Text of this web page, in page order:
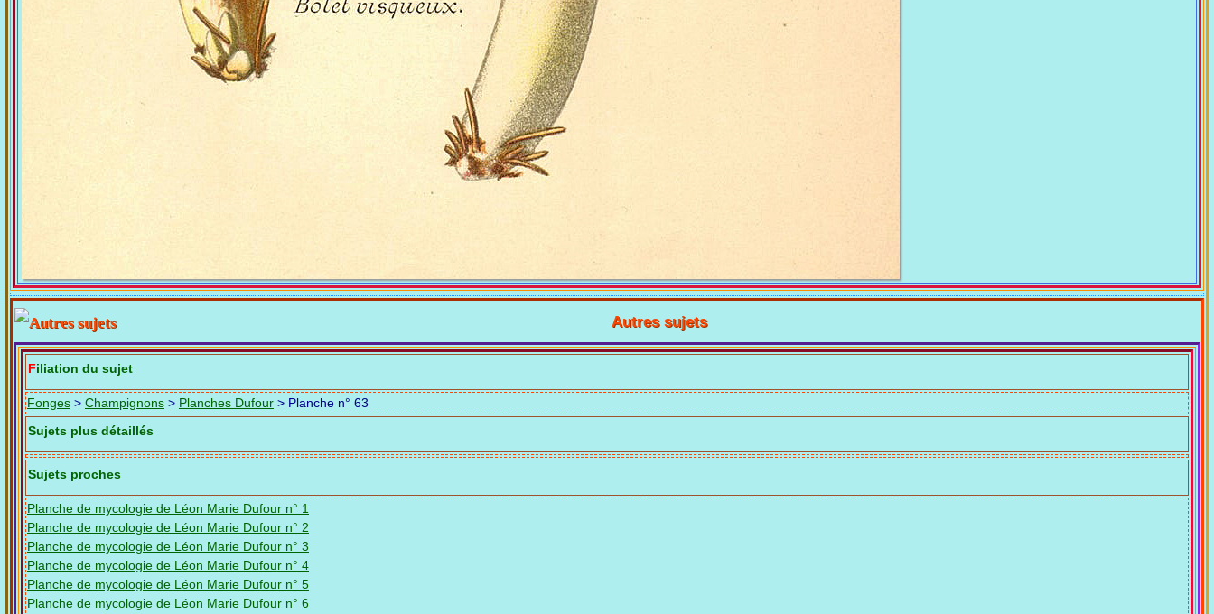
Autres sujets
Filiation du sujet
Fonges > Champignons > Planches Dufour > Planche n° 63
Sujets plus détaillés
Sujets proches
Planche de mycologie de Léon Marie Dufour n° 1
Planche de mycologie de Léon Marie Dufour n° 2
Planche de mycologie de Léon Marie Dufour n° 3
Planche de mycologie de Léon Marie Dufour n° 4
Planche de mycologie de Léon Marie Dufour n° 5
Planche de mycologie de Léon Marie Dufour n° 6